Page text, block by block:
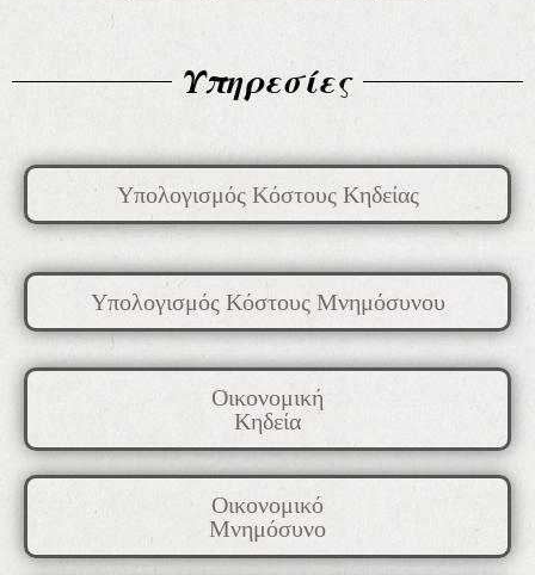
Υπηρεσίες
Υπολογισμός Κόστους Κηδείας
Υπολογισμός Κόστους Μνημόσυνου
Οικονομική
Κηδεία
Οικονομικό
Μνημόσυνο